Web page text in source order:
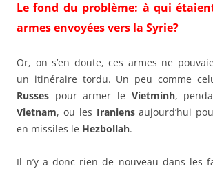
Le fond du problème: à qui
armes envoyées vers la Syrie?
Or, on s’en doute, ces armes ne
un itinéraire tordu. Un peu comme
Russes pour armer le Vietminh,
Vietnam, ou les Iraniensaujourd’hui
en missiles le Hezbollah.
Il n’y a donc rien de nouveau dans les